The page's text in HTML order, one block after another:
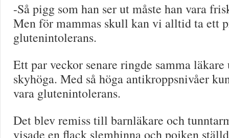
-Så pigg som han ser ut måste han vara
Men för mammas skull kan vi alltid ta ett
glutenintolerans.
Ett par veckor senare ringde samma läkare
skyhöga. Med så höga antikroppsnivåer
vara glutenintolerans.
Det blev remiss till barnläkare och
visade en flack slemhinna och pojken